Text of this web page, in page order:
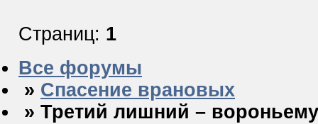
Страниц: 1
Все форумы
» Спасение врановых
» Третий лишний –